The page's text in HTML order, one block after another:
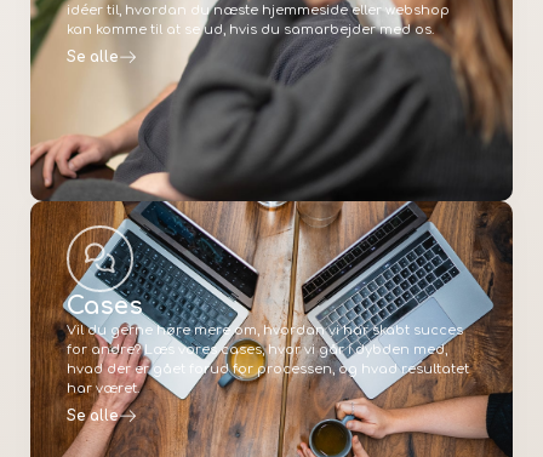
idéer til, hvordan du næste hjemmeside eller webshop
kan komme til at se ud, hvis du samarbejder med os.
Se alle
Cases
Vil du gerne høre mere om, hvordan vi har skabt succes
for andre? Læs vores cases, hvor vi går i dybden med,
hvad der er gået forud for processen, og hvad resultatet
har været.
Se alle